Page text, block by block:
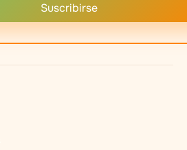
Suscribirse